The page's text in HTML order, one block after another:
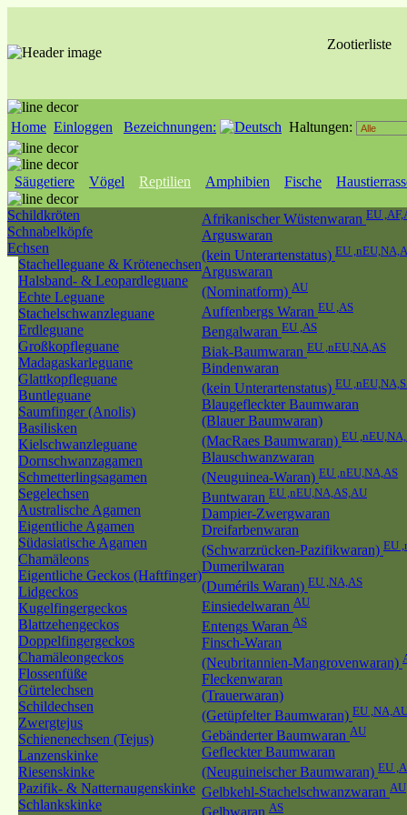
Zootierliste
Home Einloggen Bezeichnungen: Haltungen:
Säugetiere Vögel Reptilien Amphibien Fische
Schildkröten
Schnabelköpfe
Echsen
Stachelleguane & Krötenechsen
Halsband- & Leopardleguane
Echte Leguane
Stachelschwanzleguane
Erdleguane
Großkopfleguane
Madagaskarleguane
Glattkopfleguane
Buntleguane
Saumfinger (Anolis)
Basilisken
Kielschwanzleguane
Dornschwanzagamen
Schmetterlingsagamen
Segelechsen
Australische Agamen
Eigentliche Agamen
Südasiatische Agamen
Chamäleons
Eigentliche Geckos (Haftfinger)
Lidgeckos
Kugelfingergeckos
Blattzehengeckos
Doppelfingergeckos
Chamäleongeckos
Flossenfüße
Gürtelechsen
Schildechsen
Zwergtejus
Schienenechsen (Tejus)
Lanzenskinke
Riesenskinke
Pazifik- & Natternaugenskinke
Schlankskinke
Afrikanischer Wüstenwaran EU
Arguswaran
(kein Unterartenstatus) EU
Arguswaran
(Nominatform) AU
Auffenbergs Waran EU ,AS
Bengalwaran EU ,AS
Biak-Baumwaran EU ,nEU,NA,AS
Bindenwaran
(kein Unterartenstatus) EU
Blaugefleckter Baumwaran
(Blauer Baumwaran)
(MacRaes Baumwaran) EU
Blauschwanzwaran
(Neuguinea-Waran) EU ,nEU,NA,AS
Buntwaran EU ,nEU,NA,AS,AU
Dampier-Zwergwaran
Dreifarbenwaran
(Schwarzrücken-Pazifikwaran) EU
Dumerilwaran
(Dumérils Waran) EU ,NA,AS
Einsiedelwaran AU
Entengs Waran AS
Finsch-Waran
(Neubritannien-Mangrovenwaran)
Fleckenwaran
(Trauerwaran)
(Getüpfelter Baumwaran) EU
Gebänderter Baumwaran AU
Gefleckter Baumwaran
(Neuguineischer Baumwaran) EU
Gelbkehl-Stachelschwanzwaran AU
AS